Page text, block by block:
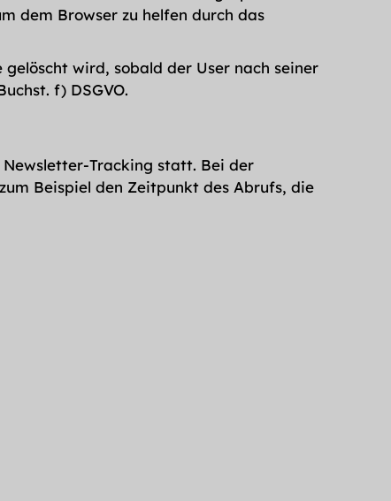
dem Browser zu helfen durch das
gelöscht wird, sobald der User nach seiner
f) DSGVO.
Tracking statt. Bei der
Beispiel den Zeitpunkt des Abrufs, die